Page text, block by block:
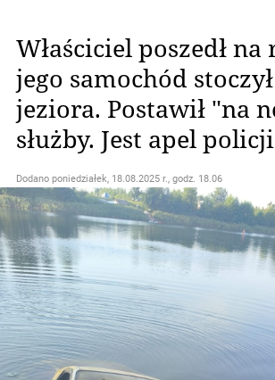
Właściciel poszedł na
jego samochód
jeziora. Postawił "na
służby. Jest apel policji
Dodano poniedziałek, 18.08.2025 r., godz. 18.06